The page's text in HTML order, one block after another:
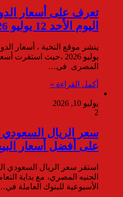
تعرف على أسعار
اليوم الأحد 12 يوليو 2026
يوليو 2026 ،حيث
المصرى فى…
أكمل القراءة »
يوليو 10, 2026
2
سعر الريال
على أفضل أسعار
الجنيه المصري، مع بداية
الأسبوعية للبنوك العاملة